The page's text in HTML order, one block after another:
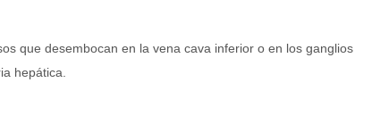
que desembocan en la vena cava inferior o en los ganglios
hepática.